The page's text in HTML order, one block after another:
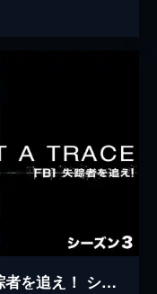
WITHOUT A TRACE／FBI 失踪者を追え！ シーズン3